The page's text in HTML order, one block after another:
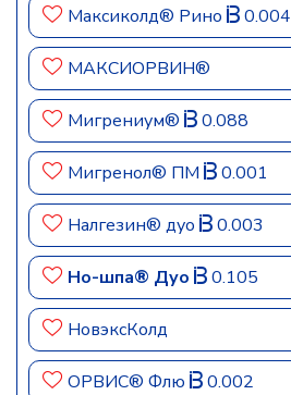
Максиколд® Рино 0.004
МАКСИОРВИН®
Мигрениум® 0.088
Мигренол® ПМ 0.001
Налгезин® дуо 0.003
Но-шпа® Дуо 0.105
НовэксКолд
ОРВИС® Флю 0.002